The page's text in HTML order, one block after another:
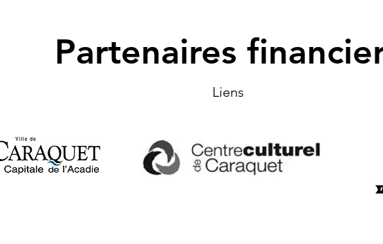
Partenaires
Liens